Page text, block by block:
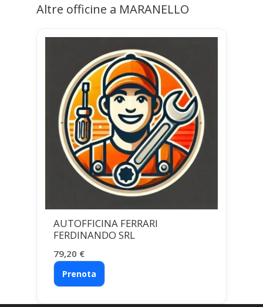
Altre officine a MARANELLO
AUTOFFICINA FERRARI
FERDINANDO SRL
79,20 €
Prenota